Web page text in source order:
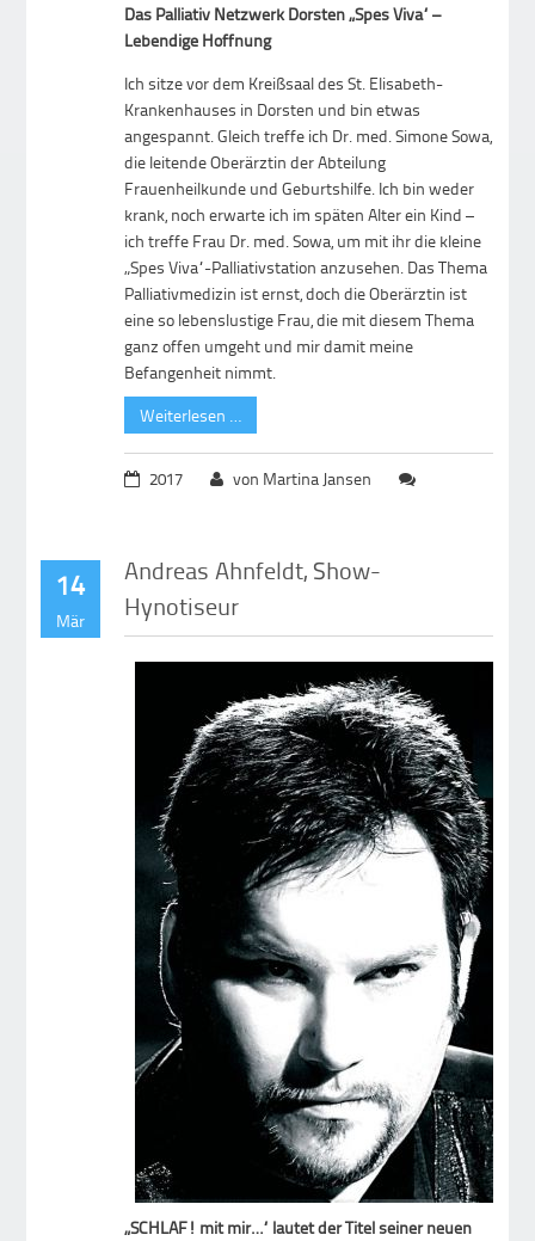
Das Palliativ Netzwerk Dorsten „Spes Viva“ –
Lebendige Hoffnung
Ich sitze vor dem Kreißsaal des St. Elisabeth-
Krankenhauses in Dorsten und bin etwas
angespannt. Gleich treffe ich Dr. med. Simone Sowa,
die leitende Oberärztin der Abteilung
Frauenheilkunde und Geburtshilfe. Ich bin weder
krank, noch erwarte ich im späten Alter ein Kind –
ich treffe Frau Dr. med. Sowa, um mit ihr die kleine
„Spes Viva“-Palliativstation anzusehen. Das Thema
Palliativmedizin ist ernst, doch die Oberärztin ist
eine so lebenslustige Frau, die mit diesem Thema
ganz offen umgeht und mir damit meine
Befangenheit nimmt.
Weiterlesen …
2017 von Martina Jansen
14
Mär
Andreas Ahnfeldt, Show-
Hynotiseur
„SCHLAF! mit mir…“ lautet der Titel seiner neuen